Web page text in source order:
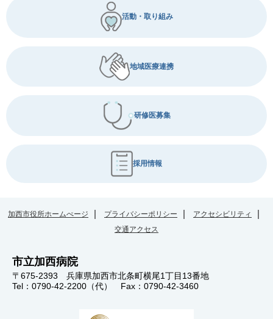
活動・取り組み
地域医療連携
研修医募集
採用情報
加西市役所ホームぺージ プライバシーポリシー
アクセシビリティ
交通アクセス
市立加西病院
〒675-2393 兵庫県加西市北条町横尾1丁目13番地
Tel：0790-42-2200（代） Fax：0790-42-3460